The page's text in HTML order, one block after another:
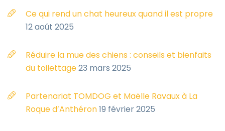
Ce qui rend un chat heureux quand il est propre
12 août 2025
Réduire la mue des chiens : conseils et bienfaits
du toilettage23 mars 2025
Partenariat TOMDOG et Maëlle Ravaux à La
Roque d’Anthéron19 février 2025